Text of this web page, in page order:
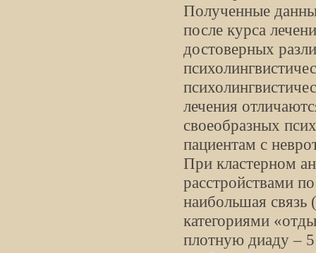
Полученные
после курса
достоверных
лечения
своеобразных
пациентам с
При кластерном
расстройствами
наибольшая
категориями
плотную диаду – 5